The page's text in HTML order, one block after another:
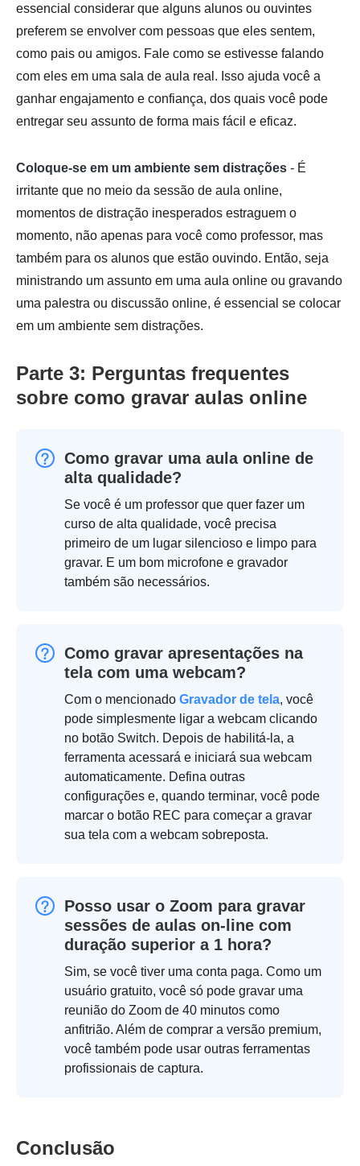
essencial considerar que alguns alunos ou ouvintes
preferem se envolver com pessoas que eles sentem,
como pais ou amigos. Fale como se estivesse falando
com eles em uma sala de aula real. Isso ajuda você a
ganhar engajamento e confiança, dos quais você pode
entregar seu assunto de forma mais fácil e eficaz.
Coloque-se em um ambiente sem distrações - É
irritante que no meio da sessão de aula online,
momentos de distração inesperados estraguem o
momento, não apenas para você como professor, mas
também para os alunos que estão ouvindo. Então, seja
ministrando um assunto em uma aula online ou gravando
uma palestra ou discussão online, é essencial se colocar
em um ambiente sem distrações.
Parte 3: Perguntas frequentes
sobre como gravar aulas online
Como gravar uma aula online de
alta qualidade?
Se você é um professor que quer fazer um
curso de alta qualidade, você precisa
primeiro de um lugar silencioso e limpo para
gravar. E um bom microfone e gravador
também são necessários.
Como gravar apresentações na
tela com uma webcam?
Com o mencionado Gravador de tela, você
pode simplesmente ligar a webcam clicando
no botão Switch. Depois de habilitá-la, a
ferramenta acessará e iniciará sua webcam
automaticamente. Defina outras
configurações e, quando terminar, você pode
marcar o botão REC para começar a gravar
sua tela com a webcam sobreposta.
Posso usar o Zoom para gravar
sessões de aulas on-line com
duração superior a 1 hora?
Sim, se você tiver uma conta paga. Como um
usuário gratuito, você só pode gravar uma
reunião do Zoom de 40 minutos como
anfitrião. Além de comprar a versão premium,
você também pode usar outras ferramentas
profissionais de captura.
Conclusão